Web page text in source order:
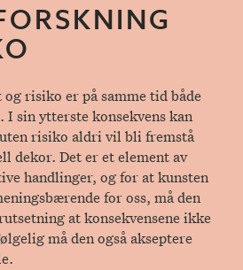
risiko er på samme tid både
sin ytterste konsekvens kan
risiko aldri vil bli fremstå
dekor. Det er et element av
handlinger, og for at kunsten
for oss, må den
at konsekvensene ikke
må den også akseptere